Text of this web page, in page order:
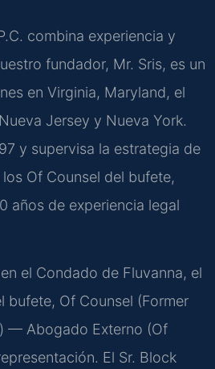
combina experiencia y
fundador, Mr. Sris, es un
en Virginia, Maryland, el
Jersey y Nueva York.
y supervisa la estrategia de
Of Counsel del bufete,
años de experiencia legal
el Condado de Fluvanna, el
bufete, Of Counsel (Former
— Abogado Externo (Of
El Sr. Block